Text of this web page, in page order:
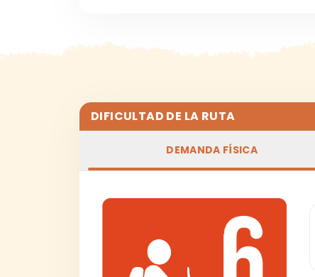
DIFICULTAD DE LA RUTA
DEMANDA FÍSICA